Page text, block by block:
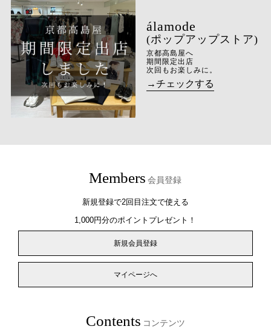
(ポップアップストア)
京都高島屋へ
期間限定出店
次回もお楽しみに。
→チェックする
Members 会員登録
新規登録で2回目注文で使える
1,000円分のポイントプレゼント！
新規会員登録
マイページへ
Contents コンテンツ